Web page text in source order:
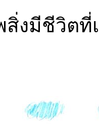
งมีชีวิตที่